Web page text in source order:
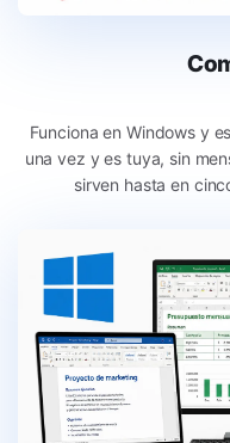
Funciona en Windows y
una vez y es tuya, sin
sirven hasta en